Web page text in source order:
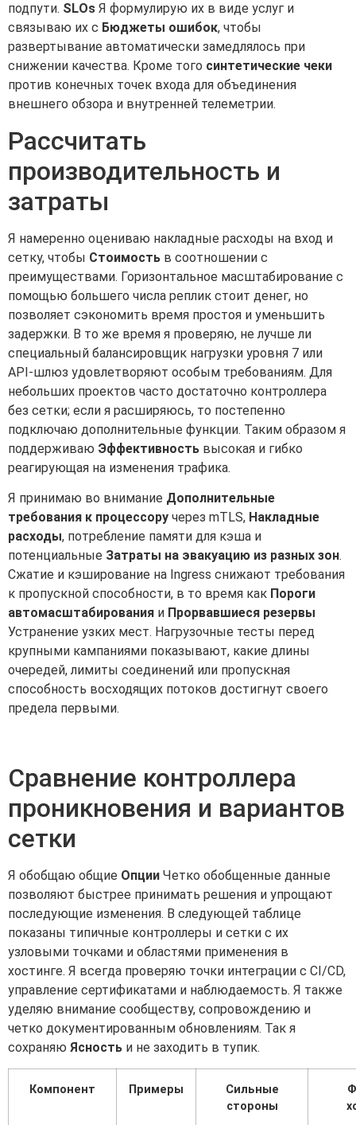
подпути. SLOs Я формулирую их в виде услуг и
связываю их с Бюджеты ошибок, чтобы
развертывание автоматически замедлялось при
снижении качества. Кроме того синтетические чеки
против конечных точек входа для объединения
внешнего обзора и внутренней телеметрии.
Рассчитать
производительность и
затраты
Я намеренно оцениваю накладные расходы на вход и
сетку, чтобы Стоимость в соотношении с
преимуществами. Горизонтальное масштабирование с
помощью большего числа реплик стоит денег, но
позволяет сэкономить время простоя и уменьшить
задержки. В то же время я проверяю, не лучше ли
специальный балансировщик нагрузки уровня 7 или
API-шлюз удовлетворяют особым требованиям. Для
небольших проектов часто достаточно контроллера
без сетки; если я расширяюсь, то постепенно
подключаю дополнительные функции. Таким образом я
поддерживаю Эффективность высокая и гибко
реагирующая на изменения трафика.
Я принимаю во внимание Дополнительные
требования к процессору через mTLS, Накладные
расходы, потребление памяти для кэша и
потенциальные Затраты на эвакуацию из разных зон.
Сжатие и кэширование на Ingress снижают требования
к пропускной способности, в то время как Пороги
автомасштабирования и Прорвавшиеся резервы
Устранение узких мест. Нагрузочные тесты перед
крупными кампаниями показывают, какие длины
очередей, лимиты соединений или пропускная
способность восходящих потоков достигнут своего
предела первыми.
Сравнение контроллера
проникновения и вариантов
сетки
Я обобщаю общие Опции Четко обобщенные данные
позволяют быстрее принимать решения и упрощают
последующие изменения. В следующей таблице
показаны типичные контроллеры и сетки с их
узловыми точками и областями применения в
хостинге. Я всегда проверяю точки интеграции с CI/CD,
управление сертификатами и наблюдаемость. Я также
уделяю внимание сообществу, сопровождению и
четко документированным обновлениям. Так я
сохраняю Ясность и не заходить в тупик.
Компонент Примеры
Сильные
стороны